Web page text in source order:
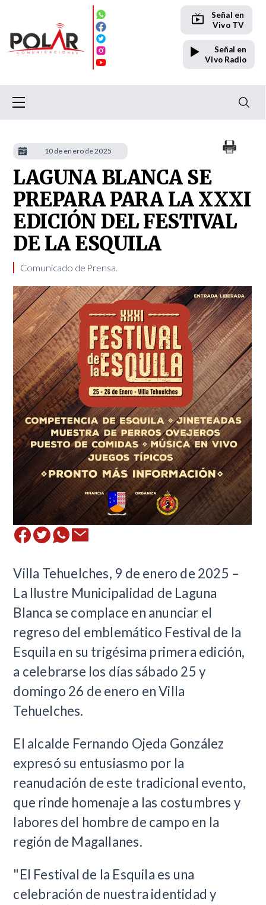
Señal en
Vivo TV
Señal en
Vivo Radio
LAGUNA BLANCA SE
PREPARA PARA LA XXXI
EDICIÓN DEL FESTIVAL
DE LA ESQUILA
​Comunicado de Prensa.
Villa Tehuelches, 9 de enero de 2025 –
La Ilustre Municipalidad de Laguna
Blanca se complace en anunciar el
regreso del emblemático Festival de la
Esquila en su trigésima primera edición,
a celebrarse los días sábado 25 y
domingo 26 de enero en Villa
Tehuelches.
El alcalde Fernando Ojeda González
expresó su entusiasmo por la
reanudación de este tradicional evento,
que rinde homenaje a las costumbres y
labores del hombre de campo en la
región de Magallanes.
"El Festival de la Esquila es una
celebración de nuestra identidad y
10 de enero de 2025